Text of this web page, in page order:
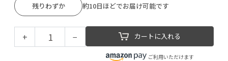
残りわずか 約10日ほどでお届け可能です
+ − カートに入れる
ご利用いただけます